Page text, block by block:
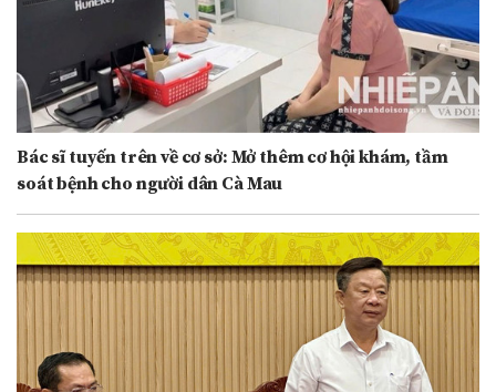
Bác sĩ tuyến trên về cơ sở: Mở thêm cơ hội khám, tầm
soát bệnh cho người dân Cà Mau